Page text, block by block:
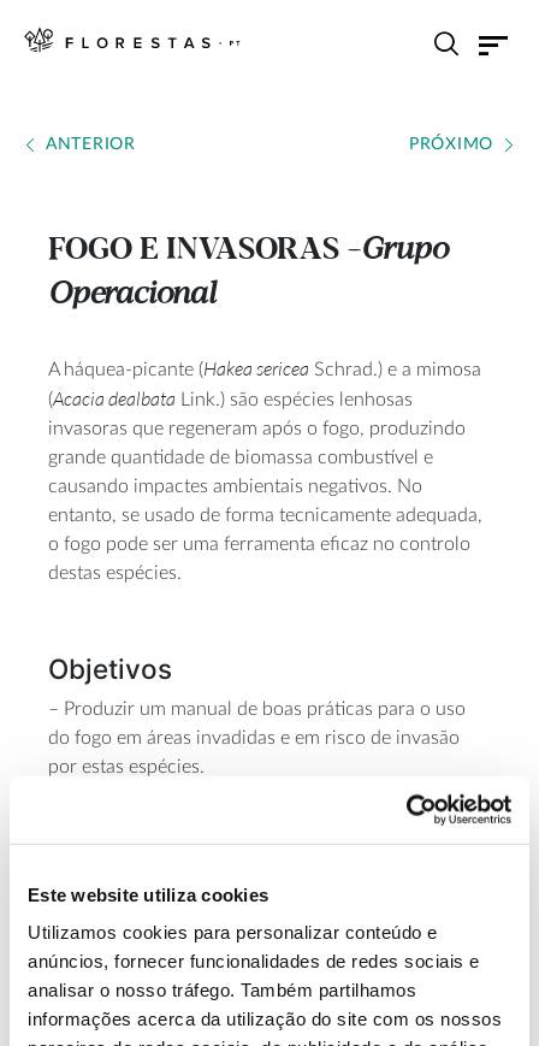
Este website utiliza cookies
Utilizamos cookies para personalizar conteúdo e
anúncios, fornecer funcionalidades de redes sociais e
analisar o nosso tráfego. Também partilhamos
informações acerca da utilização do site com os nossos
ANTERIOR PRÓXIMO
FOGO E INVASORAS --- Grupo
Operacional
A háquea-picante (Hakea sericea Schrad.) e a mimosa
(Acacia dealbata Link.) são espécies lenhosas
invasoras que regeneram após o fogo, produzindo
grande quantidade de biomassa combustível e
causando impactes ambientais negativos. No
entanto, se usado de forma tecnicamente adequada,
o fogo pode ser uma ferramenta eficaz no controlo
destas espécies.
Objetivos
– Produzir um manual de boas práticas para o uso
do fogo em áreas invadidas e em risco de invasão
por estas espécies.
– Reduzir o risco de invasão, o risco de incêndio e
gerir a biomassa produzida, de forma económica e
Equipa